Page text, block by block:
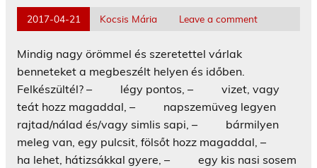
2017-04-21 Kocsis Mária Leave a comment
Mindig nagy örömmel és szeretettel várlak
benneteket a megbeszélt helyen és időben.
Felkészültél? – légy pontos, – vizet, vagy
teát hozz magaddal, – napszemüveg legyen
rajtad/nálad és/vagy simlis sapi, – bármilyen
meleg van, egy pulcsit, fölsőt hozz magaddal, –
ha lehet, hátizsákkal gyere, – egy kis nasi sosem